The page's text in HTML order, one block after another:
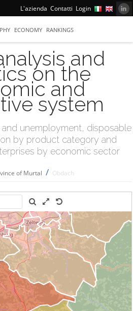
L'azienda Contatti Login
ECONOMY RANKINGS
and
on the
and
system
unemployment, disposable
by product category and
by economic sector
of Murtal / Obdach